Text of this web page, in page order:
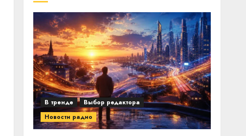
В тренде
Выбор редактора
Новости радио